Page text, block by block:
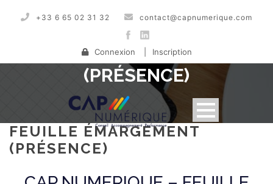
+33 6 65 02 31 32 contact@capnumerique.com
Connexion Inscription
FEUILLE ÉMARGEMENT
(PRÉSENCE)
FEUILLE ÉMARGEMENT
(PRÉSENCE)